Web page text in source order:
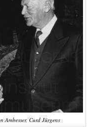
Ambesser, Curd Jürgens